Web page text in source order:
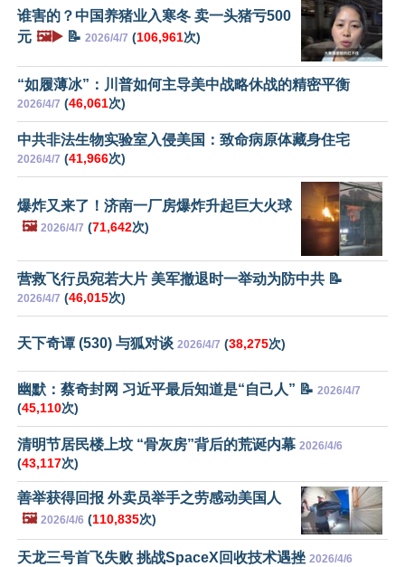
谁害的？中国养猪业入寒冬 卖一头猪亏500
元 🖼️▶️ 📝 2026/4/7 (106,961次)
“如履薄冰”：川普如何主导美中战略休战的精密平衡
2026/4/7 (46,061次)
中共非法生物实验室入侵美国：致命病原体藏身住宅
2026/4/7 (41,966次)
爆炸又来了！济南一厂房爆炸升起巨大火球
🖼️ 2026/4/7 (71,642次)
营救飞行员宛若大片 美军撤退时一举动为防中共 📝
2026/4/7 (46,015次)
天下奇谭 (530) 与狐对谈 2026/4/7 (38,275次)
幽默：蔡奇封网 习近平最后知道是“自己人” 📝 2026/4/7
(45,110次)
清明节居民楼上坟 “骨灰房”背后的荒诞内幕 2026/4/6
(43,117次)
善举获得回报 外卖员举手之劳感动美国人
🖼️ 2026/4/6 (110,835次)
天龙三号首飞失败 挑战SpaceX回收技术遇挫 2026/4/6